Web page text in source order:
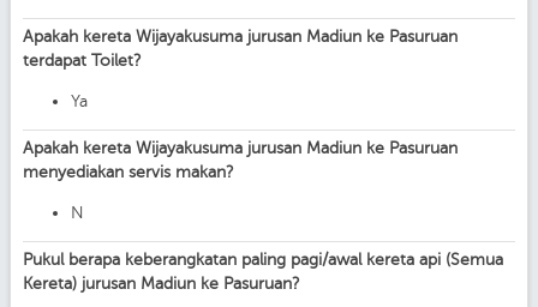
Apakah kereta Wijayakusuma jurusan Madiun ke Pasuruan
terdapat Toilet?
Ya
Apakah kereta Wijayakusuma jurusan Madiun ke Pasuruan
menyediakan servis makan?
N
Pukul berapa keberangkatan paling pagi/awal kereta api (Semua
Kereta) jurusan Madiun ke Pasuruan?